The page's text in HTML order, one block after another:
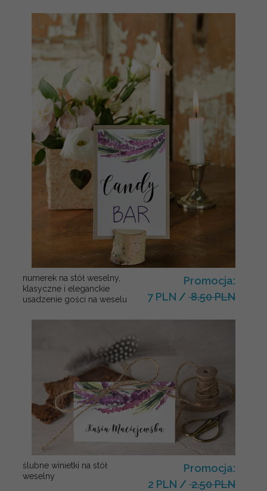
numerek na stół weselny,
klasyczne i eleganckie
usadzenie gości na weselu
Promocja:
7 PLN / 8.50 PLN
ślubne winietki na stół
weselny
Promocja:
2 PLN / 2.50 PLN